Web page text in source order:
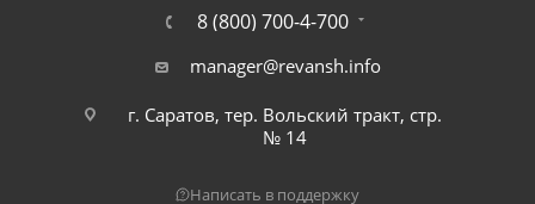
8 (800) 700-4-700
manager@revansh.info
г. Саратов, тер. Вольский тракт, стр.
№ 14
Написать в поддержку